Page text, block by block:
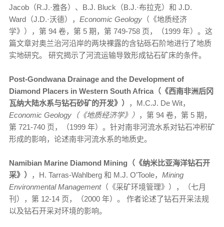
Jacob（R.J.·雅各）、B.J. Bluck（B.J.·布拉克）和 J.D.
Ward（J.D.·沃德）， Economic Geology （《地质经济
学》），第 94 卷，第 5 期，第 749-758 页，（1999 年）。这
篇文章对奥兰治河沿岸的两块裸露的含钻砾石阶地进行了地质
实地研究。 研究揭示了河流运输导致形成钻石矿床的条件。
Post-Gondwana Drainage and the Development of
Diamond Placers in Western South Africa（《西南非洲后冈
瓦纳大陆水系与钻石砂矿的开发》）
，M.C.J. De Wit，
Economic Geology（《地质经济学》） ，第 94 卷，第 5 期，
第 721-740 页，（1999 年）。针对南非河流水系对钻石冲积矿
形成的影响，论述南非河流水系的地质史。
Namibian Marine Diamond Mining（《纳米比亚海洋钻石开
采》）
，H. Tarras-Wahlberg 和 M.J. O’Toole， Mining
Environmental Management（《采矿环境管理》），（七月
刊），第 12-14 页，（2000 年）。 作者论述了钻石开采法规
以及钻石开采对环境的影响。